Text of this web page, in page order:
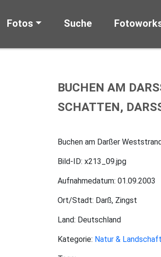
Fotos Suche
BUCHEN AM
CHATTEN, DARSS,
Buchen am Darßer
Bild-ID: x213_09.jpg
Aufnahmedatum: 01.09.2003
Ort/Stadt: Darß, Zingst
Land: Deutschland
Kategorie: Natur & Landschaft